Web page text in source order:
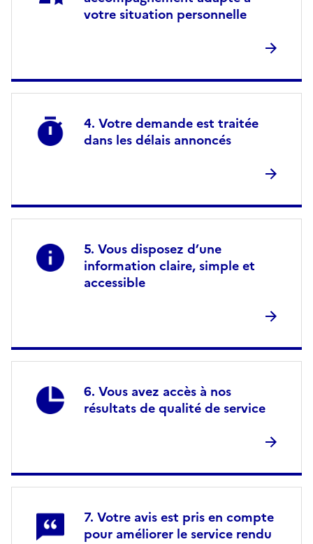
votre situation personnelle
Votre demande est traitée
dans les délais annoncés
Vous disposez d’une
information claire, simple et
accessible
Vous avez accès à nos
résultats de qualité de service
Votre avis est pris en compte
pour améliorer le service rendu